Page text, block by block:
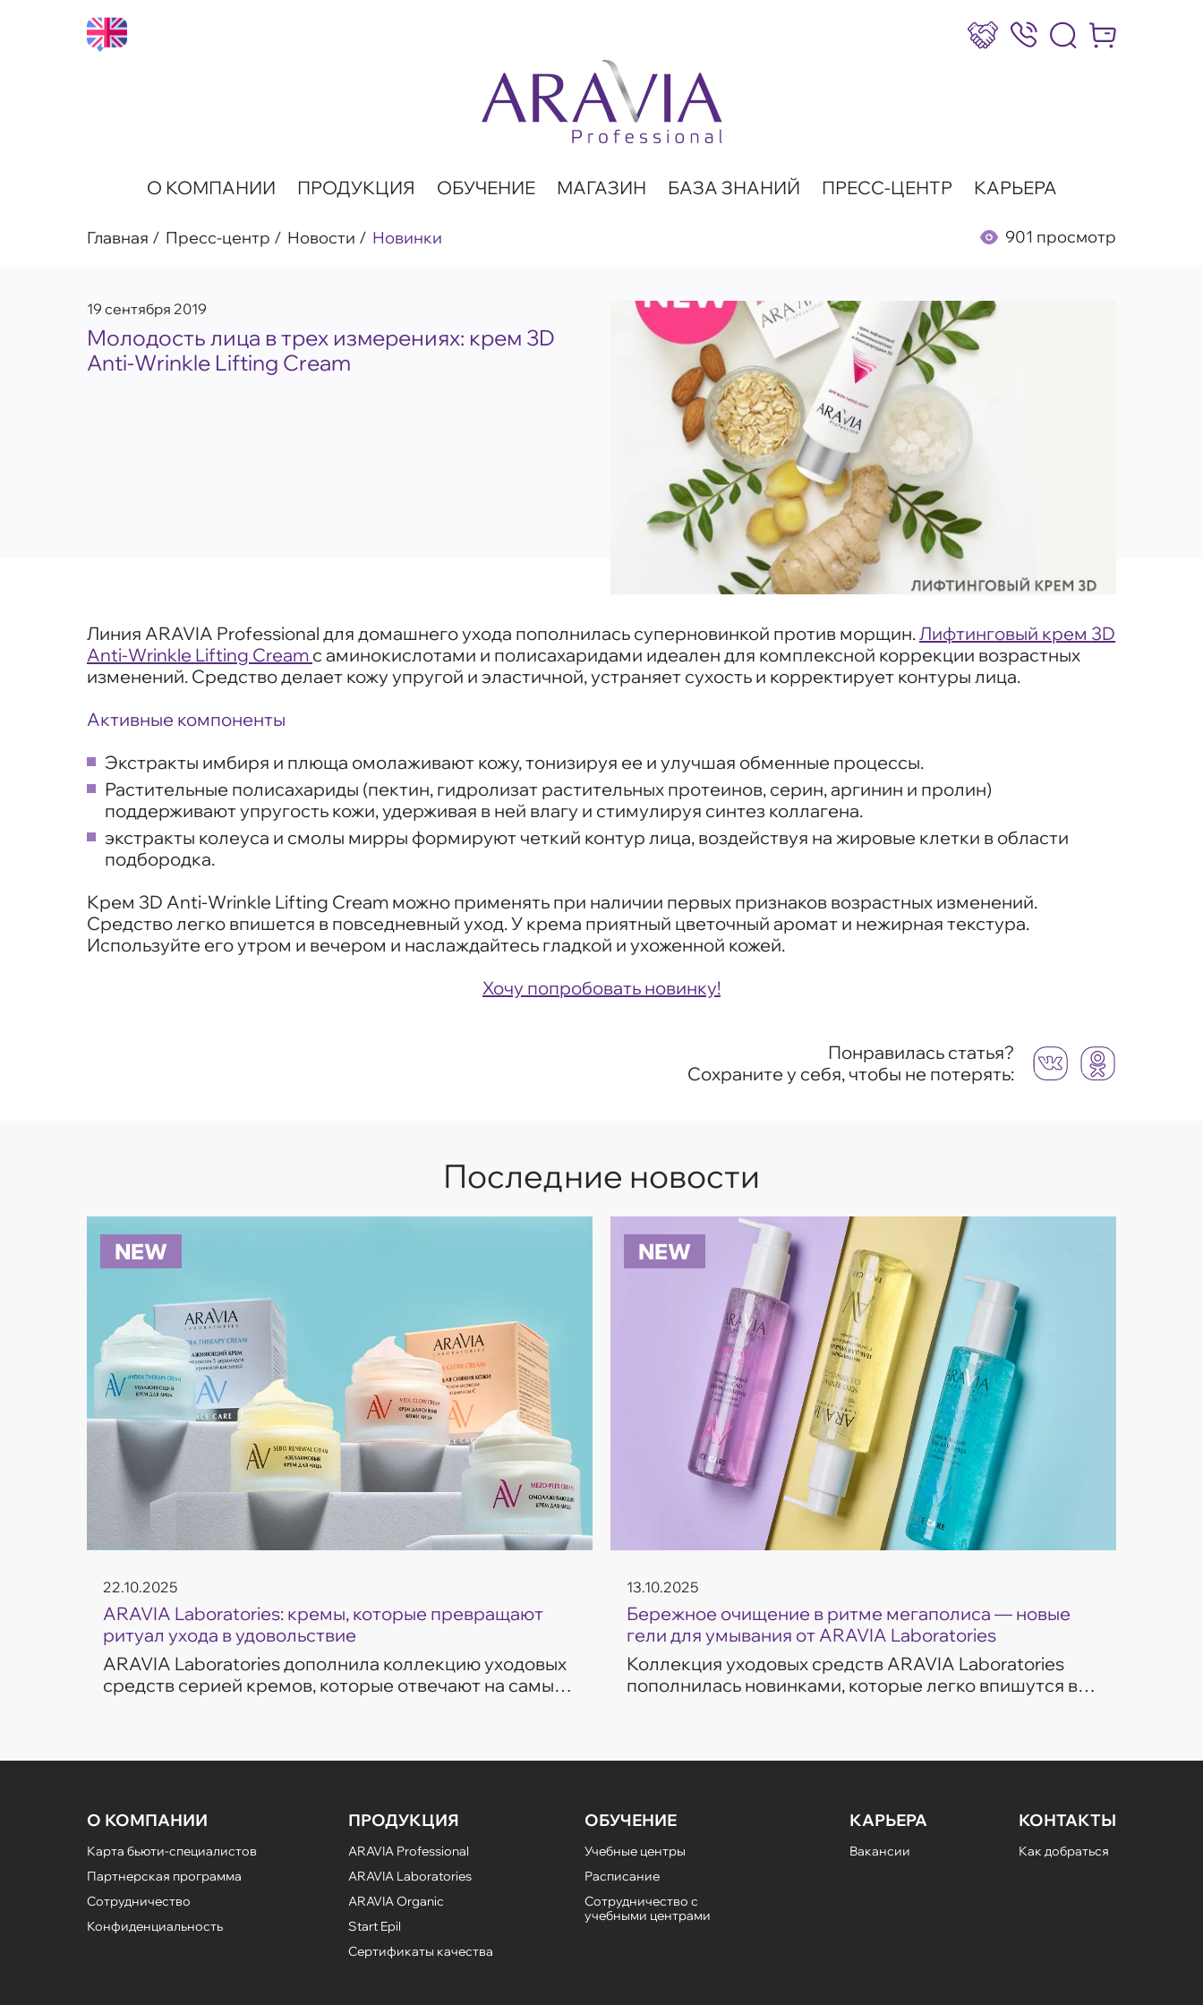
Сотрудничество
8 (800) 777-17-39
Интернет-
О КОМПАНИИ ПРОДУКЦИЯ ОБУЧЕНИЕ МАГАЗИН БАЗА ЗНАНИЙ ПРЕСС-ЦЕНТР КАРЬЕРА
Главная Пресс-центр Новости Новинки 901 просмотр
19 сентября 2019
Молодость лица в трех измерениях: крем 3D
Anti-Wrinkle Lifting Cream
Линия ARAVIA Professional для домашнего ухода пополнилась суперновинкой против морщин.Лифтинговый крем 3D
Anti-Wrinkle Lifting Cream с аминокислотами и полисахаридами идеален для комплексной коррекции возрастных
изменений. Средство делает кожу упругой и эластичной, устраняет сухость и корректирует контуры лица.
Активные компоненты
Экстракты имбиря и плюща омолаживают кожу, тонизируя ее и улучшая обменные процессы.
Растительные полисахариды (пектин, гидролизат растительных протеинов, серин, аргинин и пролин)
поддерживают упругость кожи, удерживая в ней влагу и стимулируя синтез коллагена.
экстракты колеуса и смолы мирры формируют четкий контур лица, воздействуя на жировые клетки в области
подбородка.
Крем 3D Anti-Wrinkle Lifting Cream можно применять при наличии первых признаков возрастных изменений.
Средство легко впишется в повседневный уход. У крема приятный цветочный аромат и нежирная текстура.
Используйте его утром и вечером и наслаждайтесь гладкой и ухоженной кожей.
Хочу попробовать новинку!
Понравилась статья?
Сохраните у себя, чтобы не потерять:
Последние новости
NEW
22.10.2025
ARAVIA Laboratories: кремы, которые превращают
ритуал ухода в удовольствие
ARAVIA Laboratories дополнила коллекцию уходовых
средств серией кремов, которые отвечают на самые
NEW
13.10.2025
Бережное очищение в ритме мегаполиса — новые
гели для умывания от ARAVIA Laboratories
Коллекция уходовых средств ARAVIA Laboratories
пополнилась новинками, которые легко впишутся в
О КОМПАНИИ
Карта бьюти-специалистов
Партнерская программа
Сотрудничество
Конфиденциальность
ПРОДУКЦИЯ
ARAVIA Professional
ARAVIA Laboratories
ARAVIA Organic
Start Epil
Сертификаты качества
ОБУЧЕНИЕ
Учебные центры
Расписание
Сотрудничество с
учебными центрами
КАРЬЕРА
Вакансии
КОНТАКТЫ
Как добраться